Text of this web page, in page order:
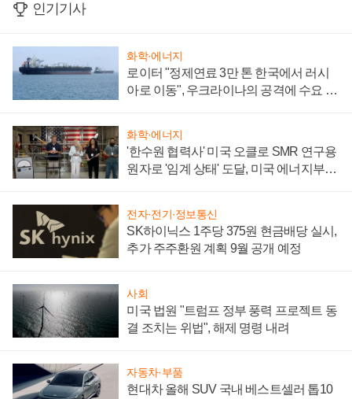
인기기사
화학·에너지
로이터 "정제연료 3만 톤 한국에서 러시
아로 이동", 우크라이나의 공격에 수요 늘
화학·에너지
'한수원 협력사' 미국 오클로 SMR 연구용
원자로 '임계 상태' 도달, 미국 에너지부
전자·전기·정보통신
SK하이닉스 1주당 375원 현금배당 실시,
추가 주주환원 계획 9월 공개 예정
사회
미국 법원 "트럼프 정부 풍력 프로젝트 동
결 조치는 위법", 해제 명령 내려
자동차·부품
현대차 올해 SUV 국내 베스트셀러 톱10